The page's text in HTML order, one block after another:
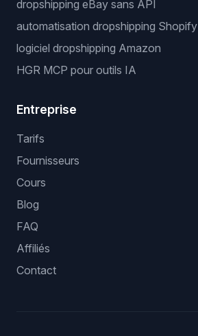
dropshipping eBay sans API
automatisation dropshipping Shopify
logiciel dropshipping Amazon
HGR MCP pour outils IA
Entreprise
Tarifs
Fournisseurs
Cours
Blog
FAQ
Affiliés
Contact